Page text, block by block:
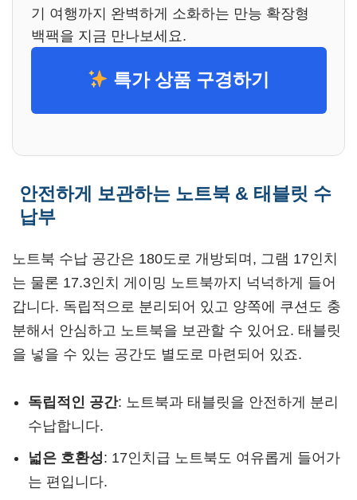
기 여행까지 완벽하게 소화하는 만능 확장형
백팩을 지금 만나보세요.
특가 상품 구경하기
안전하게 보관하는 노트북 & 태블릿 수
납부
노트북 수납 공간은 180도로 개방되며, 그램 17인치
는 물론 17.3인치 게이밍 노트북까지 넉넉하게 들어
갑니다. 독립적으로 분리되어 있고 양쪽에 쿠션도 충
분해서 안심하고 노트북을 보관할 수 있어요. 태블릿
을 넣을 수 있는 공간도 별도로 마련되어 있죠.
독립적인 공간: 노트북과 태블릿을 안전하게 분리
수납합니다.
넓은 호환성: 17인치급 노트북도 여유롭게 들어가
는 편입니다.